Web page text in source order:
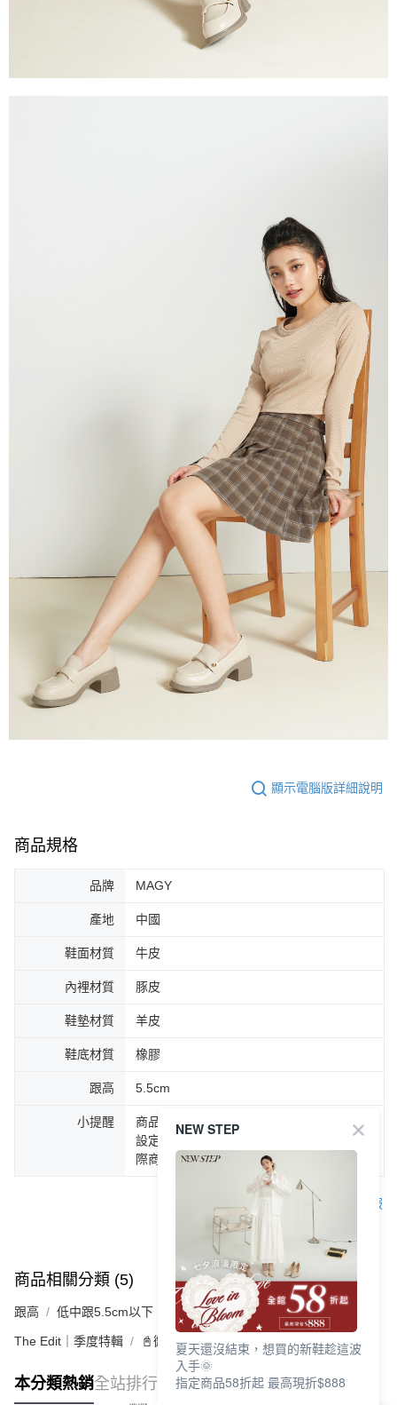
顯示電腦版詳細說明
商品規格
品牌 MAGY
產地 中國
鞋面材質 牛皮
內裡材質 豚皮
鞋墊材質 羊皮
鞋底材質 橡膠
跟高 5.5cm
小提醒
商品圖片顏色會因拍攝燈光環境或個人螢幕
設定不同，而造成部份色差現象，顏色以實
際商品為主。
客服
商品相關分類 (5) 查看全部
跟高 低中跟5.5cm以下
The Edit｜季度特輯 📓微甜加氛樂福鞋Loafers
本分類熱銷全站排行
NEW STEP
夏天還沒結束，想買的新鞋趁這波
入手🌞
指定商品58折起 最高現折$888